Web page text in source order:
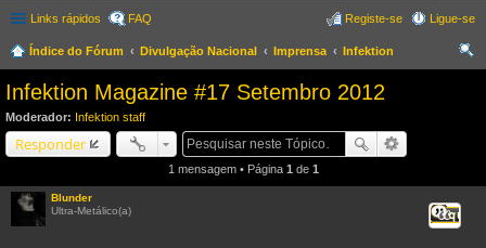
Links rápidos FAQ Ligue-se
Registe-se
Índice do Fórum Divulgação Nacional Imprensa
Infektion
Infektion Magazine #17 Setembro 2012
Moderador: Infektion staff
Responder
1 mensagem • Página 1 de 1
Blunder
Ultra-Metálico(a)
Citar